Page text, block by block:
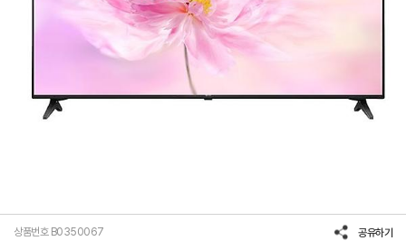
상품번호 B0350067 공유하기